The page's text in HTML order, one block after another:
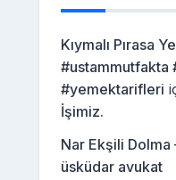
Kıymalı Pırasa
#ustammutfakta
#yemektarifleri
İşimiz.
Nar Ekşili
üsküdar avukat